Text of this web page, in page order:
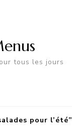
tous les jours
pour l’été”